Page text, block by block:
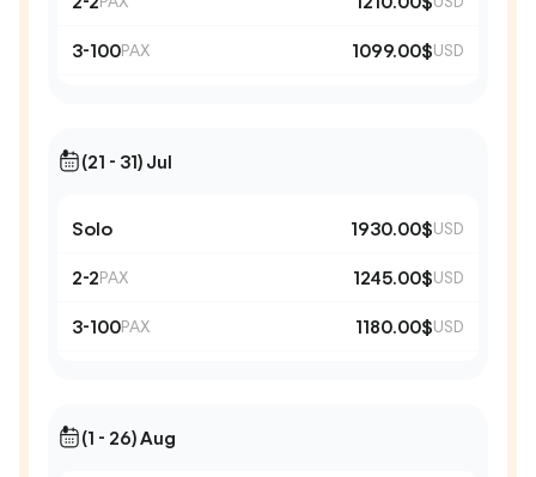
3-100PAX 1099.00$USD
(21 - 31) Jul
Solo 1930.00$USD
2-2PAX 1245.00$USD
3-100PAX 1180.00$USD
(1 - 26) Aug